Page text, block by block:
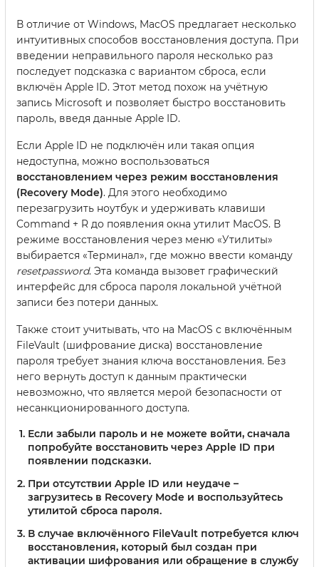
В отличие от Windows, MacOS предлагает несколько
интуитивных способов восстановления доступа. При
введении неправильного пароля несколько раз
последует подсказка с вариантом сброса, если
включён Apple ID. Этот метод похож на учётную
запись Microsoft и позволяет быстро восстановить
пароль, введя данные Apple ID.
Если Apple ID не подключён или такая опция
недоступна, можно воспользоваться
восстановлением через режим восстановления
(Recovery Mode). Для этого необходимо
перезагрузить ноутбук и удерживать клавиши
Command + R до появления окна утилит MacOS. В
режиме восстановления через меню «Утилиты»
выбирается «Терминал», где можно ввести команду
resetpassword. Эта команда вызовет графический
интерфейс для сброса пароля локальной учётной
записи без потери данных.
Также стоит учитывать, что на MacOS с включённым
FileVault (шифрование диска) восстановление
пароля требует знания ключа восстановления. Без
него вернуть доступ к данным практически
невозможно, что является мерой безопасности от
несанкционированного доступа.
Если забыли пароль и не можете войти, сначала
попробуйте восстановить через Apple ID при
появлении подсказки.
При отсутствии Apple ID или неудаче –
загрузитесь в Recovery Mode и воспользуйтесь
утилитой сброса пароля.
В случае включённого FileVault потребуется ключ
восстановления, который был создан при
активации шифрования или обращение в службу